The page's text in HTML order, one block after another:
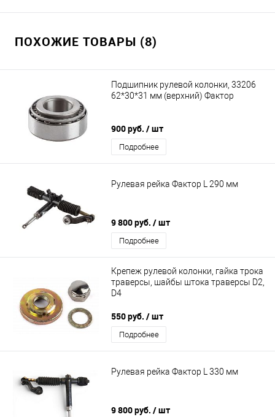
ПОХОЖИЕ ТОВАРЫ (8)
Подшипник рулевой колонки, 33206
62*30*31 мм (верхний) Фактор
900 руб. / шт
Подробнее
Рулевая рейка Фактор L 290 мм
9 800 руб. / шт
Подробнее
Крепеж рулевой колонки, гайка трока
траверсы, шайбы штока траверсы D2,
D4
550 руб. / шт
Подробнее
Рулевая рейка Фактор L 330 мм
9 800 руб. / шт